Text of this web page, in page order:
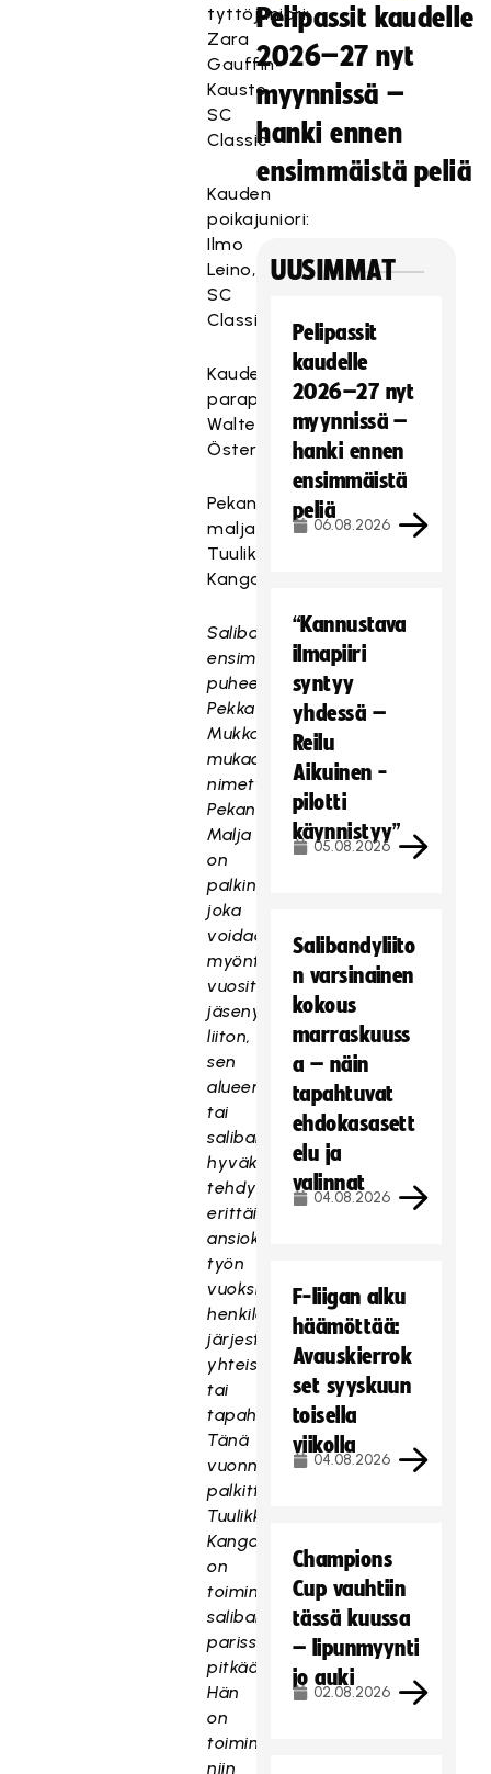
tyttöjuniori:
Zara
Gauffin-
Kauste,
SC
Classic
Kauden
poikajuniori:
Ilmo
Leino,
SC
Classic
Kauden
parapelaaja:
Walter
Östergård
Pekan
malja:
Tuulikki
Kangasluoma
Salibandyliiton
ensimmäisen
puheenjohtajan
Pekka
Mukkalan
mukaan
nimetty
Pekan
Malja
on
palkinto,
joka
voidaan
myöntää
vuosittain
jäsenyhdistyksen,
liiton,
sen
alueen
tai
salibandyn
hyväksi
tehdyn
erittäin
ansiokkaan
työn
vuoksi
henkilölle,
järjestölle,
yhteisölle
tai
tapahtumalle.
Tänä
vuonna
palkittava
Tuulikki
Kangasluoma
on
toiminut
salibandyn
parissa
pitkään.
Hän
on
toiminut
niin
Pelipassit kaudelle
2026–27 nyt
myynnissä –
hanki ennen
ensimmäistä peliä
UUSIMMAT
Pelipassit
kaudelle
2026–27 nyt
myynnissä –
hanki ennen
ensimmäistä
peliä
06.08.2026
“Kannustava
ilmapiiri
syntyy
yhdessä –
Reilu
Aikuinen -
pilotti
käynnistyy”
05.08.2026
Salibandyliito
n varsinainen
kokous
marraskuuss
a – näin
tapahtuvat
ehdokasasett
elu ja
valinnat
04.08.2026
F-liigan alku
häämöttää:
Avauskierrok
set syyskuun
toisella
viikolla
04.08.2026
Champions
Cup vauhtiin
tässä kuussa
– lipunmyynti
jo auki
02.08.2026